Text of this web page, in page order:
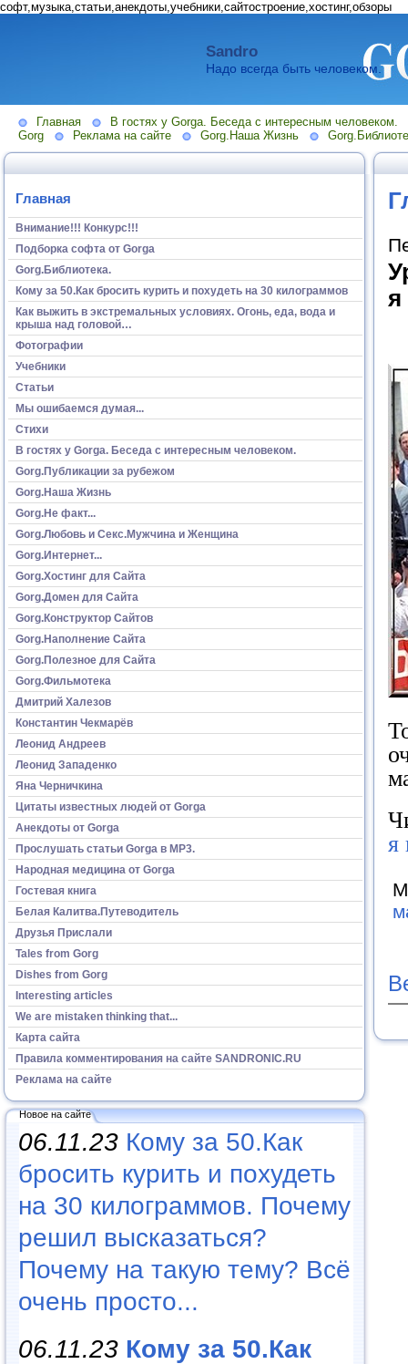
софт,музыка,статьи,анекдоты,учебники,сайтостроение,хостинг,обзоры
Sandro
Надо всегда быть человеком.
Главная
В гостях у Gorga. Беседа с интересным человеком.
Gorg
Реклама на сайте Gorg.Наша Жизнь
Главная
Внимание!!! Конкурс!!!
Подборка софта от Gorga
Gorg.Библиотека.
Кому за 50.Как бросить курить и похудеть на 30 килограммов
Как выжить в экстремальных условиях. Огонь, еда, вода и
крыша над головой…
Фотографии
Учебники
Статьи
Мы ошибаемся думая...
Стихи
В гостях у Gorga. Беседа с интересным человеком.
Gorg.Публикации за рубежом
Gorg.Наша Жизнь
Gorg.Не факт...
Gorg.Любовь и Секс.Мужчина и Женщина
Gorg.Интернет...
Gorg.Хостинг для Сайта
Gorg.Домен для Сайта
Gorg.Конструктор Сайтов
Gorg.Наполнение Сайта
Gorg.Полезное для Сайта
Gorg.Фильмотека
Дмитрий Халезов
Константин Чекмарёв
Леонид Андреев
Леонид Западенко
Яна Черничкина
Цитаты известных людей от Gorga
Анекдоты от Gorga
Прослушать статьи Gorga в МР3.
Народная медицина от Gorga
Гостевая книга
Белая Калитва.Путеводитель
Друзья Прислали
Tales from Gorg
Dishes from Gorg
Interesting articles
We are mistaken thinking that...
Карта сайта
Правила комментирования на сайте SANDRONIC.RU
Реклама на сайте
Новое на сайте
06.11.23 Кому за 50.Как
бросить курить и похудеть
на 30 килограммов. Почему
решил высказаться?
Почему на такую тему? Всё
очень просто...
06.11.23 Кому за 50.Как
я
я